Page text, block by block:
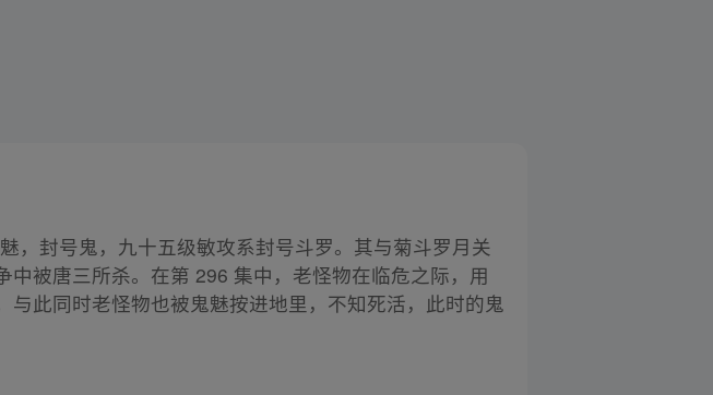
，封号鬼，九十五级敏攻系封号斗罗。其与菊斗罗月关
中被唐三所杀。在第 296 集中，老怪物在临危之际，用
与此同时老怪物也被鬼魅按进地里，不知死活，此时的鬼